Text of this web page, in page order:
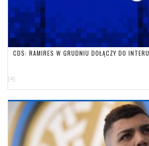
CDS: RAMIRES W GRUDNIU DOŁĄCZY DO INTERU
[4]